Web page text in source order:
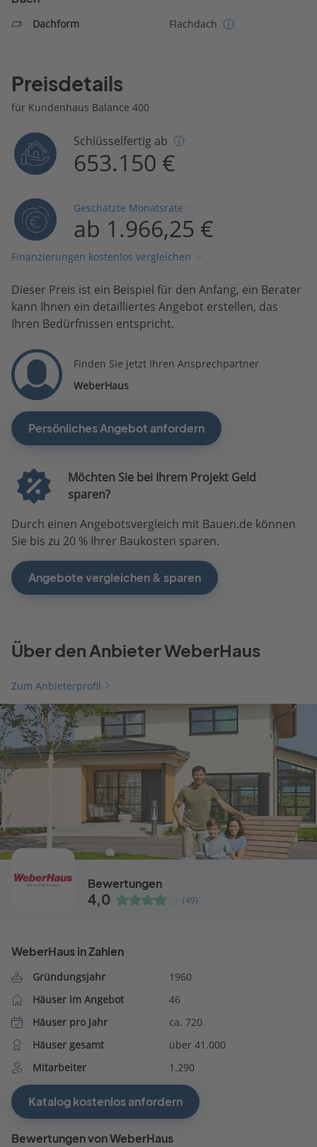
Dachform Flachdach
Preisdetails
für Kundenhaus Balance 400
Schlüsselfertig ab
653.150 €
Geschätzte Monatsrate
ab 1.966,25 €
Finanzierungen kostenlos vergleichen
Dieser Preis ist ein Beispiel für den Anfang, ein Berater
kann Ihnen ein detailliertes Angebot erstellen, das
Ihren Bedürfnissen entspricht.
Finden Sie jetzt Ihren Ansprechpartner
WeberHaus
Persönliches Angebot anfordern
Möchten Sie bei Ihrem Projekt Geld
sparen?
Durch einen Angebotsvergleich mit Bauen.de können
Sie bis zu 20 % Ihrer Baukosten sparen.
Angebote vergleichen & sparen
Über den Anbieter WeberHaus
Zum Anbieterprofil
Bewertungen
4,0 (49)
WeberHaus in Zahlen
Gründungsjahr
1960
Häuser im Angebot
46
Häuser pro Jahr
ca. 720
Häuser gesamt
über 41.000
Mitarbeiter
1.290
Katalog kostenlos anfordern
Bewertungen von WeberHaus